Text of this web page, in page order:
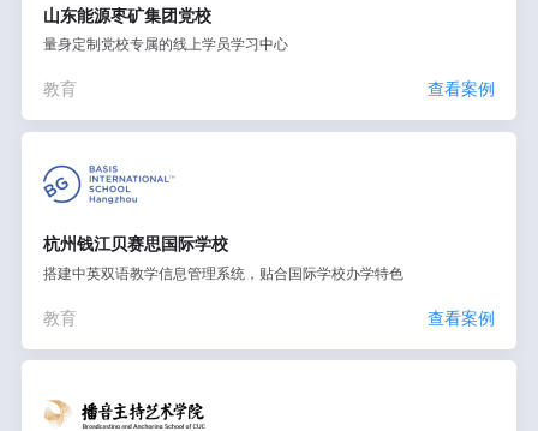
山东能源枣矿集团党校
量身定制党校专属的线上学员学习中心
教育 查看案例
杭州钱江贝赛思国际学校
搭建中英双语教学信息管理系统，贴合国际学校办学特色
教育 查看案例